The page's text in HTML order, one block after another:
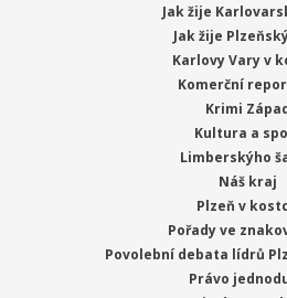
Jak žije
Jak žije
Karlovy Vary v
Komerční
Krimi
Kultura a
Limberskýho
Náš kraj
Plzeň v
Pořady ve
Povolební debata lídrů
Právo